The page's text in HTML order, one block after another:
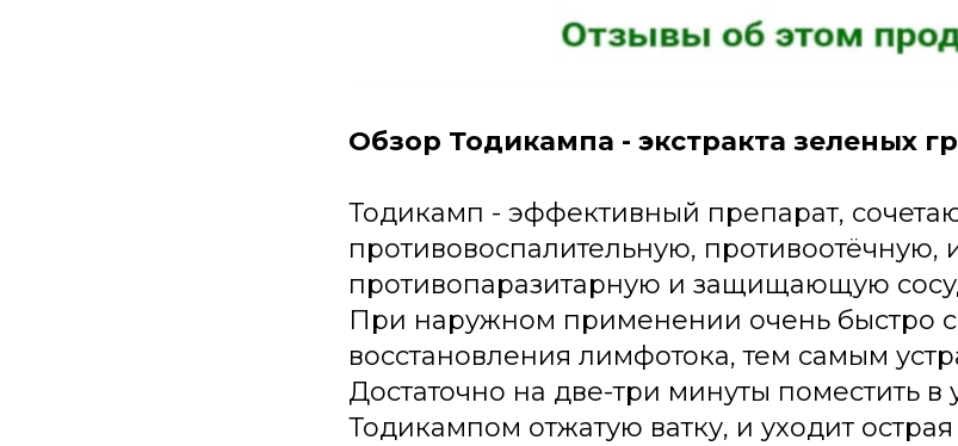
Обзор Тодикампа - экстракта зеленых
Тодикамп - эффективный препарат,
противовоспалительную, противоотёчную,
противопаразитарную и защищающую
При наружном применении очень быстро
восстановления лимфотока, тем самым
Достаточно на две-три минуты поместить
Тодикампом отжатую ватку, и уходит